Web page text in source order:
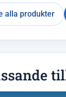
alla produkter